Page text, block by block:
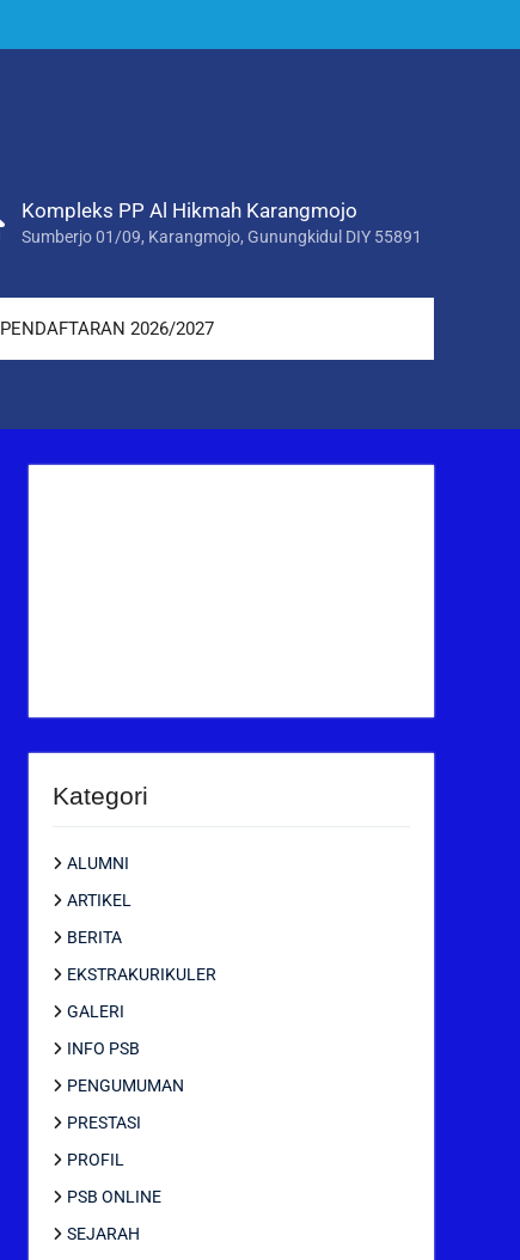
Kompleks PP Al Hikmah Karangmojo
Sumberjo 01/09, Karangmojo, Gunungkidul DIY 55891
PENDAFTARAN 2026/2027
Kategori
ALUMNI
ARTIKEL
BERITA
EKSTRAKURIKULER
GALERI
INFO PSB
PENGUMUMAN
PRESTASI
PROFIL
PSB ONLINE
SEJARAH